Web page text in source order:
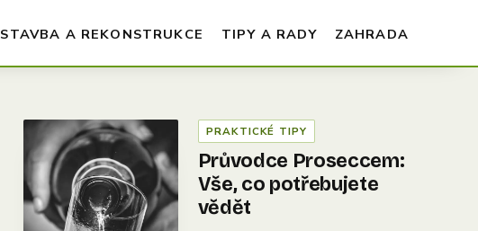
STAVBA A REKONSTRUKCE TIPY A RADY ZAHRADA
Průvodce Proseccem:
Vše, co potřebujete
vědět
PRAKTICKÉ TIPY